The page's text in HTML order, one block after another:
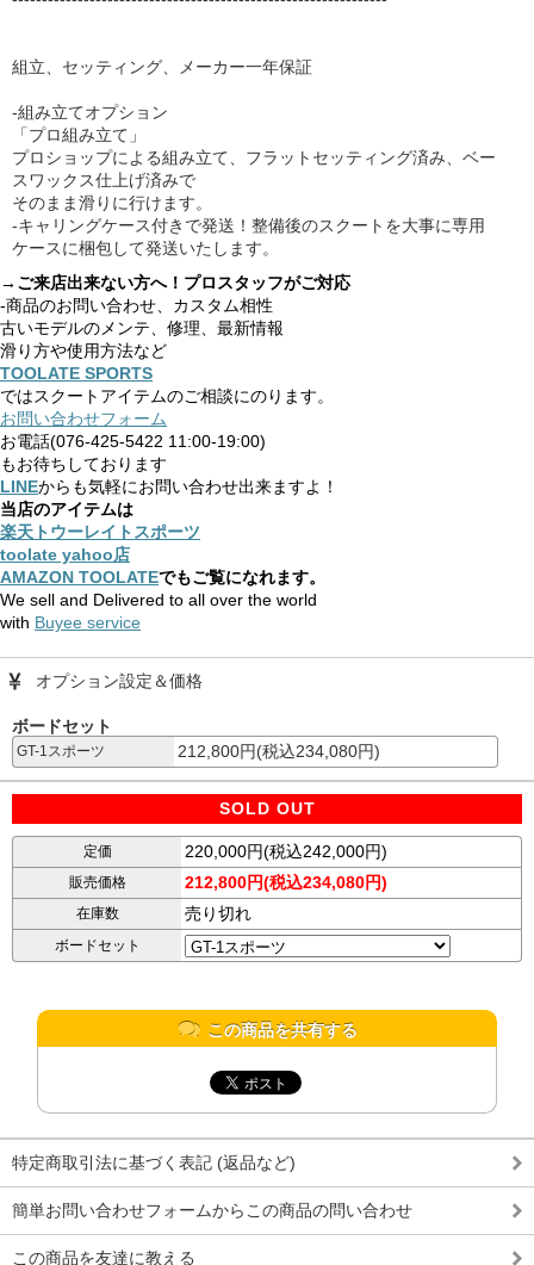
組立、セッティング、メーカー一年保証
-組み立てオプション
「プロ組み立て」
プロショップによる組み立て、フラットセッティング済み、ベー
スワックス仕上げ済みで
そのまま滑りに行けます。
-キャリングケース付きで発送！整備後のスクートを大事に専用
ケースに梱包して発送いたします。
→ご来店出来ない方へ！プロスタッフがご対応
-商品のお問い合わせ、カスタム相性
古いモデルのメンテ、修理、最新情報
滑り方や使用方法など
TOOLATE SPORTS
ではスクートアイテムのご相談にのります。
お問い合わせフォーム
お電話(076-425-5422 11:00-19:00)
もお待ちしております
LINEからも気軽にお問い合わせ出来ますよ！
当店のアイテムは
楽天トウーレイトスポーツ
toolate yahoo店
AMAZON TOOLATEでもご覧になれます。
We sell and Delivered to all over the world
with Buyee service
オプション設定＆価格
ボードセット
GT-1スポーツ 212,800円(税込234,080円)
SOLD OUT
定価 220,000円(税込242,000円)
販売価格 212,800円(税込234,080円)
在庫数 売り切れ
ボードセット
この商品を共有する
特定商取引法に基づく表記 (返品など)
簡単お問い合わせフォームからこの商品の問い合わせ
この商品を友達に教える